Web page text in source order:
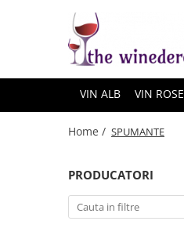
VIN ALB VIN ROSE
Home / SPUMANTE
PRODUCATORI